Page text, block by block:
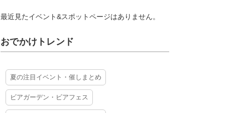
最近見たイベント&スポットページはありません。
おでかけトレンド
夏の注目イベント・催しまとめ
ビアガーデン・ビアフェス